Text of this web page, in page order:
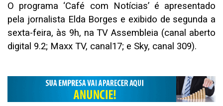
O programa ‘Café com Notícias’ é apresentado
pela jornalista Elda Borges e exibido de segunda a
sexta-feira, às 9h, na TV Assembleia (canal aberto
digital 9.2; Maxx TV, canal17; e Sky, canal 309).